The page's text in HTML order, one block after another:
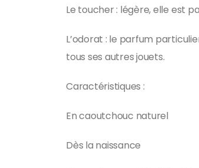
Le toucher : légère, elle est
L’odorat : le parfum
tous ses autres jouets.
Caractéristiques :
En caoutchouc naturel
Dès la naissance